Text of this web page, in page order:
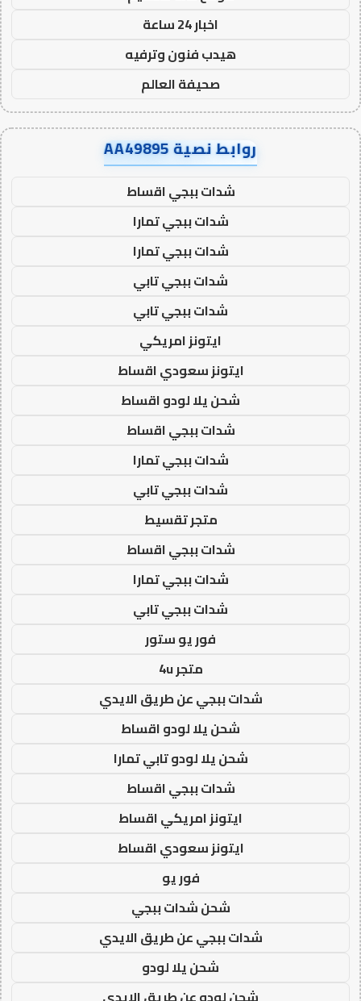
اخبار 24 ساعة
هيدب فنون وترفيه
صحيفة العالم
روابط نصية AA49895
شدات ببجي اقساط
شدات ببجي تمارا
شدات ببجي تمارا
شدات ببجي تابي
شدات ببجي تابي
ايتونز امريكي
ايتونز سعودي اقساط
شحن يلا لودو اقساط
شدات ببجي اقساط
شدات ببجي تمارا
شدات ببجي تابي
متجر تقسيط
شدات ببجي اقساط
شدات ببجي تمارا
شدات ببجي تابي
فور يو ستور
متجر 4u
شدات ببجي عن طريق الايدي
شحن يلا لودو اقساط
شحن يلا لودو تابي تمارا
شدات ببجي اقساط
ايتونز امريكي اقساط
ايتونز سعودي اقساط
فور يو
شحن شدات ببجي
شدات ببجي عن طريق الايدي
شحن يلا لودو